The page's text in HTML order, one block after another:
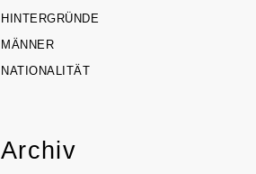
HINTERGRÜNDE
MÄNNER
NATIONALITÄT
Archiv